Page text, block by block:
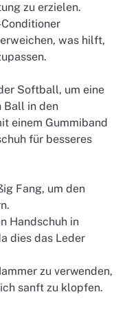
zu erzielen.
was hilft,
Softball, um eine
Ball in den
einem Gummiband
für besseres
Fang, um den
Handschuh in
dies das Leder
zu verwenden,
sanft zu klopfen.